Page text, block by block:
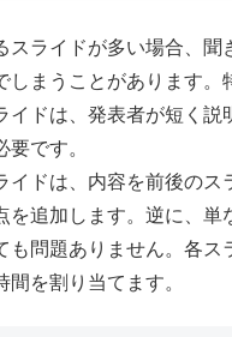
スライドが多い場合、聞
しまうことがあります。
イドは、発表者が短く説
です。
イドは、内容を前後のス
を追加します。逆に、単
も問題ありません。各ス
間を割り当てます。